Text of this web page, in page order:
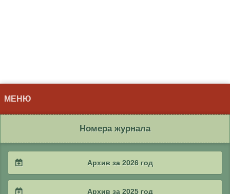
МЕНЮ
Номера журнала
Архив за 2026 год
Архив за 2025 год